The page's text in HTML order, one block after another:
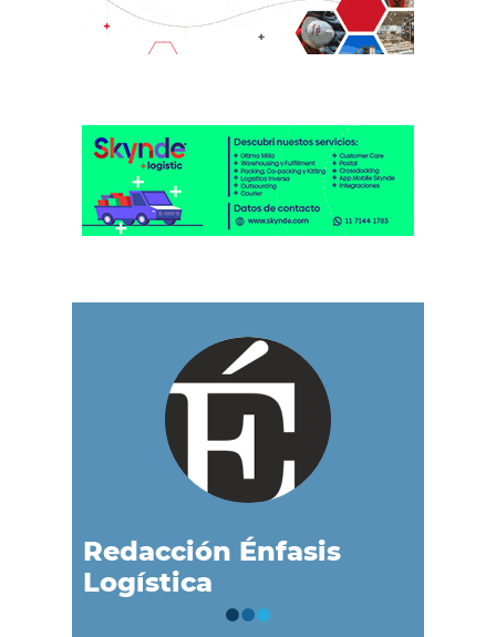
Redacción Énfasis
Logística